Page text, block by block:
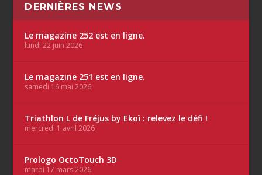
DERNIÈRES NEWS
Le magazine 252 est en ligne.
lundi 22 juin 2026
Le magazine 251 est en ligne.
samedi 16 mai 2026
Triathlon L de Fréjus by Ekoï : relevez le défi !
mercredi 1 avril 2026
Prologo OctoTouch 3D
mardi 17 mars 2026